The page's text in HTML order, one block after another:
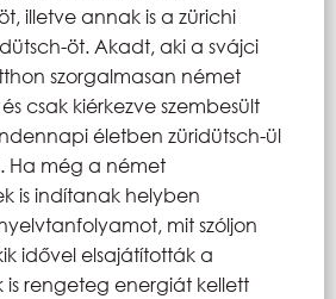
illetve annak is a zürichi
öt. Akadt, aki a svájci
szorgalmasan német
csak kiérkezve szembesült
életben züridütsch-ül
Ha még a német
is indítanak helyben
mit szóljon
idővel elsajátították a
is rengeteg energiát kellett